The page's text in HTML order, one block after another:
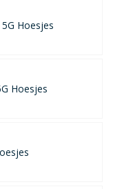
Hoesjes
Hoesjes